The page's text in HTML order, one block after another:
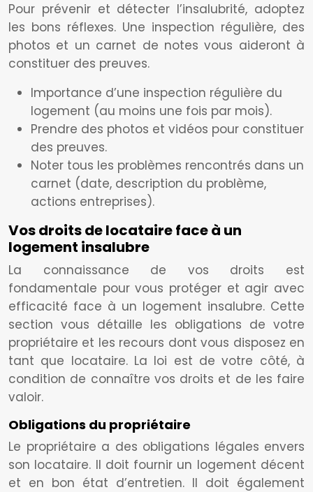
Pour prévenir et détecter l’insalubrité, adoptez
les bons réflexes. Une inspection régulière, des
photos et un carnet de notes vous aideront à
constituer des preuves.
Importance d’une inspection régulière du
logement (au moins une fois par mois).
Prendre des photos et vidéos pour constituer
des preuves.
Noter tous les problèmes rencontrés dans un
carnet (date, description du problème,
actions entreprises).
Vos droits de locataire face à un
logement insalubre
La connaissance de vos droits est
fondamentale pour vous protéger et agir avec
efficacité face à un logement insalubre. Cette
section vous détaille les obligations de votre
propriétaire et les recours dont vous disposez en
tant que locataire. La loi est de votre côté, à
condition de connaître vos droits et de les faire
valoir.
Obligations du propriétaire
Le propriétaire a des obligations légales envers
son locataire. Il doit fournir un logement décent
et en bon état d’entretien. Il doit également